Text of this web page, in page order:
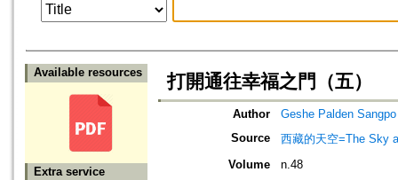
Available resources
Extra service
打開通往幸福之門（五）
Author
Geshe Palden Sangpo
Source
西藏的天空=The Sky
Volume
n.48